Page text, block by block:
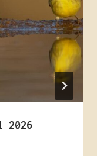
2026